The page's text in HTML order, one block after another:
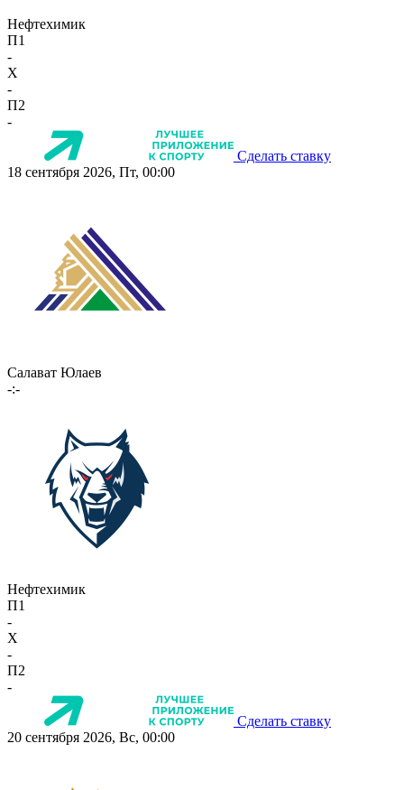
Нефтехимик
П1
-
X
-
П2
-
Сделать ставку
18 сентября 2026, Пт, 00:00
Салават Юлаев
-:-
Нефтехимик
П1
-
X
-
П2
-
Сделать ставку
20 сентября 2026, Вс, 00:00